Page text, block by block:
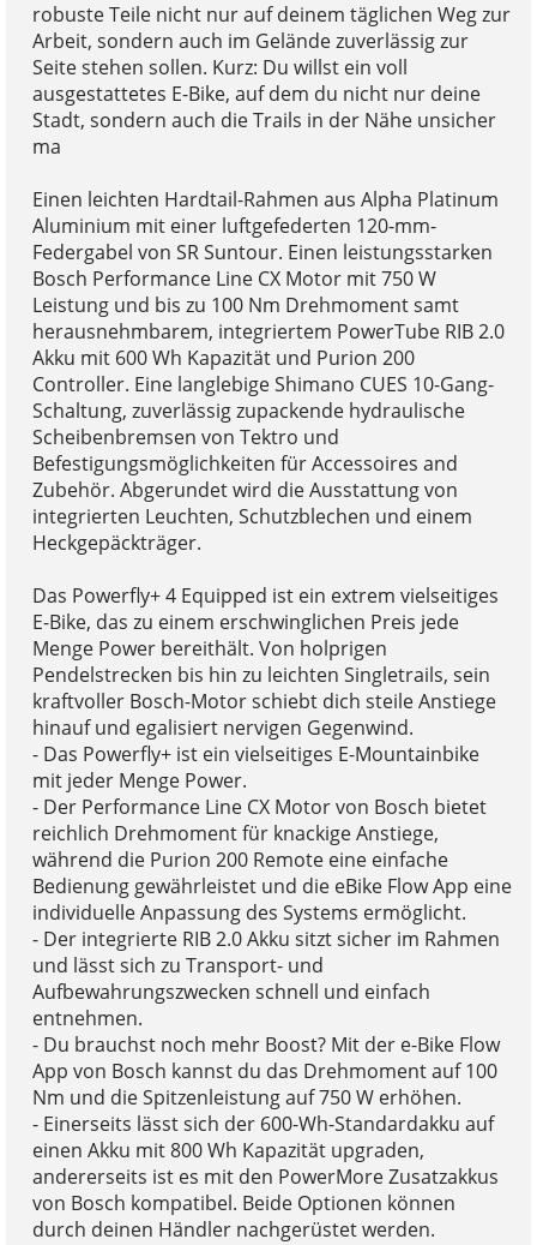
robuste Teile nicht nur auf deinem täglichen Weg zur
Arbeit, sondern auch im Gelände zuverlässig zur
Seite stehen sollen. Kurz: Du willst ein voll
ausgestattetes E-Bike, auf dem du nicht nur deine
Stadt, sondern auch die Trails in der Nähe unsicher
ma
Einen leichten Hardtail-Rahmen aus Alpha Platinum
Aluminium mit einer luftgefederten 120-mm-
Federgabel von SR Suntour. Einen leistungsstarken
Bosch Performance Line CX Motor mit 750 W
Leistung und bis zu 100 Nm Drehmoment samt
herausnehmbarem, integriertem PowerTube RIB 2.0
Akku mit 600 Wh Kapazität und Purion 200
Controller. Eine langlebige Shimano CUES 10-Gang-
Schaltung, zuverlässig zupackende hydraulische
Scheibenbremsen von Tektro und
Befestigungsmöglichkeiten für Accessoires and
Zubehör. Abgerundet wird die Ausstattung von
integrierten Leuchten, Schutzblechen und einem
Heckgepäckträger.
Das Powerfly+ 4 Equipped ist ein extrem vielseitiges
E-Bike, das zu einem erschwinglichen Preis jede
Menge Power bereithält. Von holprigen
Pendelstrecken bis hin zu leichten Singletrails, sein
kraftvoller Bosch-Motor schiebt dich steile Anstiege
hinauf und egalisiert nervigen Gegenwind.
- Das Powerfly+ ist ein vielseitiges E-Mountainbike
mit jeder Menge Power.
- Der Performance Line CX Motor von Bosch bietet
reichlich Drehmoment für knackige Anstiege,
während die Purion 200 Remote eine einfache
Bedienung gewährleistet und die eBike Flow App eine
individuelle Anpassung des Systems ermöglicht.
- Der integrierte RIB 2.0 Akku sitzt sicher im Rahmen
und lässt sich zu Transport- und
Aufbewahrungszwecken schnell und einfach
entnehmen.
- Du brauchst noch mehr Boost? Mit der e-Bike Flow
App von Bosch kannst du das Drehmoment auf 100
Nm und die Spitzenleistung auf 750 W erhöhen.
- Einerseits lässt sich der 600-Wh-Standardakku auf
einen Akku mit 800 Wh Kapazität upgraden,
andererseits ist es mit den PowerMore Zusatzakkus
von Bosch kompatibel. Beide Optionen können
durch deinen Händler nachgerüstet werden.